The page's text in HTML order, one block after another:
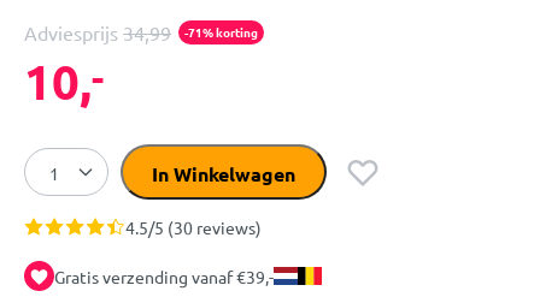
Adviesprijs 34,99 -71% korting
10,-
In Winkelwagen
4.5/5 (30 reviews)
Gratis verzending vanaf €39,-